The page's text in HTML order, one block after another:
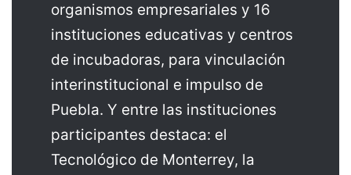
organismos empresariales y 16
instituciones educativas y centros
de incubadoras, para vinculación
interinstitucional e impulso de
Puebla. Y entre las instituciones
participantes destaca: el
Tecnológico de Monterrey, la